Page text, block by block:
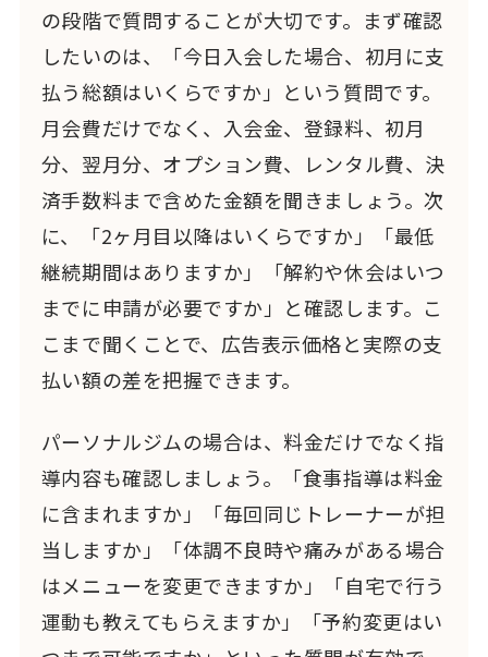
の段階で質問することが大切です。まず確認
したいのは、「今日入会した場合、初月に支
払う総額はいくらですか」という質問です。
月会費だけでなく、入会金、登録料、初月
分、翌月分、オプション費、レンタル費、決
済手数料まで含めた金額を聞きましょう。次
に、「2ヶ月目以降はいくらですか」「最低
継続期間はありますか」「解約や休会はいつ
までに申請が必要ですか」と確認します。こ
こまで聞くことで、広告表示価格と実際の支
払い額の差を把握できます。
パーソナルジムの場合は、料金だけでなく指
導内容も確認しましょう。「食事指導は料金
に含まれますか」「毎回同じトレーナーが担
当しますか」「体調不良時や痛みがある場合
はメニューを変更できますか」「自宅で行う
運動も教えてもらえますか」「予約変更はい